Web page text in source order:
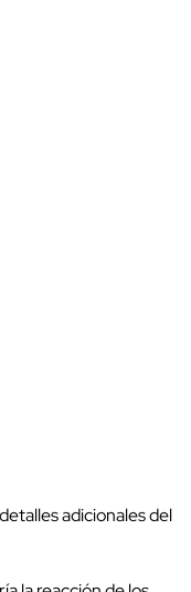
detalles adicionales del